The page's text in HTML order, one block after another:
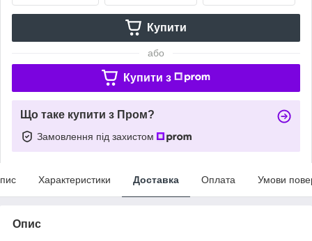
Купити
або
Купити з
Що таке купити з Пром?
Замовлення під захистом
Характеристики Доставка Оплата Умови
Опис